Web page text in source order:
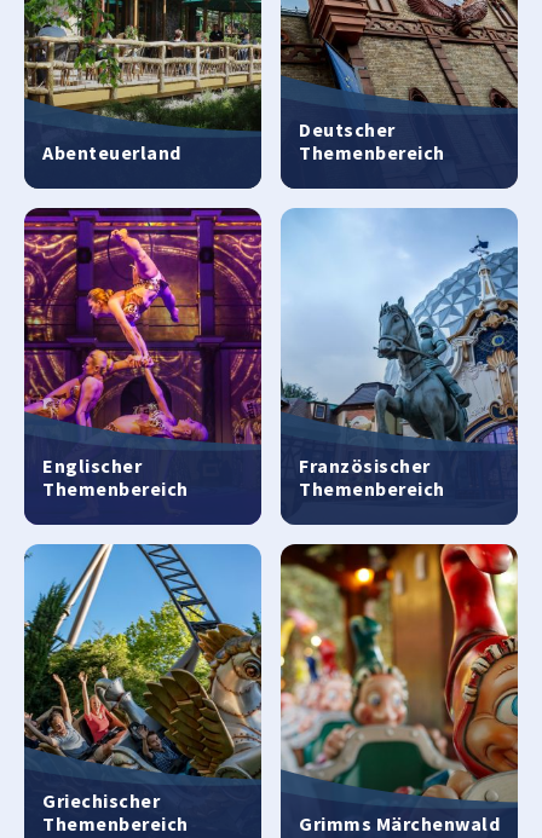
Abenteuerland
Deutscher
Themenbereich
Englischer
Themenbereich
Französischer
Themenbereich
Griechischer
Themenbereich
Grimms Märchenwald